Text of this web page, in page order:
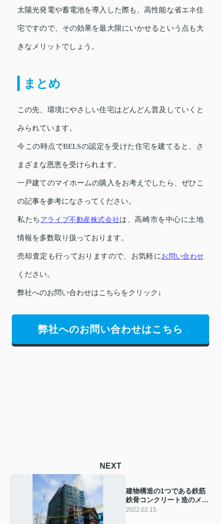
太陽光発電や蓄電池を導入した際も、高性能な省エネ住
宅ですので、その効果を最大限にいかせるという点も大
きなメリットでしょう。
まとめ
この先、環境にやさしい住宅はどんどん普及していくと
みられています。
今この時点でBELSの認定を受けた住宅を建てると、さ
まざまな恩恵を受けられます。
一戸建てのマイホームの購入をお考えでしたら、ぜひこ
の記事を参考になさってください。
私たち アライブ不動産株式会社は、高崎市を中心に土地
情報を多数取り扱っております。
売却査定も行っておりますので、お気軽にお問い合わせ
ください。
弊社へのお問い合わせはこちらをクリック↓
弊社へのお問い合わせはこちら
NEXT
建物構造の1つである鉄筋
鉄骨コンクリート造のメリ
ット・デメリットとは
2022.02.15